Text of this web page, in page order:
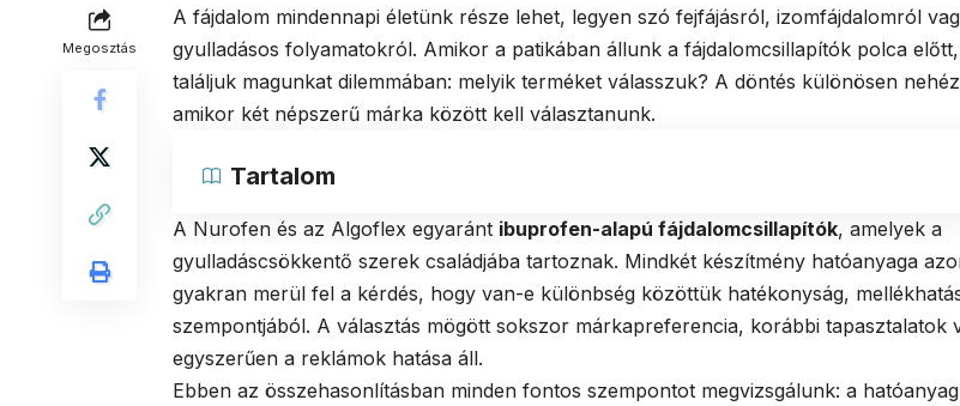
Megosztás
A fájdalom mindennapi életünk része lehet, legyen szó fejfájásról, izomfájdalomról
gyulladásos folyamatokról. Amikor a patikában állunk a fájdalomcsillapítók polca
találjuk magunkat dilemmában: melyik terméket válasszuk? A döntés különösen
amikor két népszerű márka között kell választanunk.
Tartalom
A Nurofen és az Algoflex egyaránt ibuprofen-alapú fájdalomcsillapítók, amelyek a
gyulladáscsökkentő szerek családjába tartoznak. Mindkét készítmény hatóanyaga
gyakran merül fel a kérdés, hogy van-e különbség közöttük hatékonyság,
szempontjából. A választás mögött sokszor márkapreferencia, korábbi tapasztalatok
egyszerűen a reklámok hatása áll.
Ebben az összehasonlításban minden fontos szempontot megvizsgálunk: a